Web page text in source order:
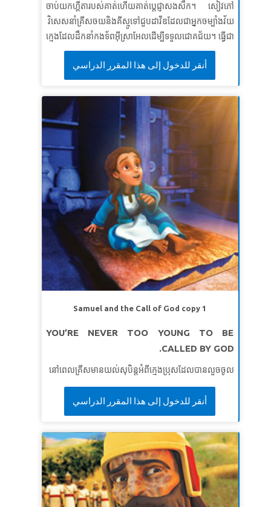
សេចក្តីពិតវិសេស៖ព្រះផ្តល់ឱ្យខ្ញុំមានអំណរនៅពេលខ្ញុំដើរតាម
ទ្រង់។
ខគម្ពីរវិសេស៖“ អំណររបស់ព្រះអម្ចាស់គឺជាកម្លាំងរបស់អ្នក!”
នេហេមា៨: ១០ខ
ចាប់យកហ្គីតារបស់គាត់ហើយគាត់ប្តេជ្ញាសងសឹក។ សៀវភៅ
វិសេសនាំគ្រីសចយនិងគីស្មូទៅជួបដាវីឌដែលជាអ្នកចម្បាំងវ័យ
ក្មេងដែលដឹកនាំកងទ័ពអ៊ីស្រាអែលដើម្បីទទួលជោគជ័យ។ ធ្វើជា
សាក្សី អំពីរបៀបដែលស្តេចសូលព្យាយាមសម្លាប់គាត់ដោយការ
ច្រណែននិងរកឃើញមូលហេតុដែលដាវីឌនឹងមិនសងសឹក
ទោះបីគាត់មានឱកាសដ៏ល្អក៏ដោយ។ ក្មេងៗដឹងថាកំហឹងនិងការ
សងសឹកមិនអាចសម្រេចគោលបំណងរបស់ព្រះបានទេ។ * ត្រូវ
ប្រាកដថាបានមើលវីដេអូរឿងព្រះគម្ពីរជាមុនសម្រាប់វគ្គសិក្សា
នេះព្រោះរូបភាពខ្លះអាចចាប់អារម្មណ៍ខ្លាំងសម្រាប់ក្មេងៗ។
សង្ខេបនិមិត្ត គឺមិនសូវជាខ្លាំងទេ។ ដូចគ្នានេះផងដែរសូមពិនិត្យ
មើលប្រវត្តិនៃព្រះគម្ពីរនិងវីដេអូសញ្ញាសម្គាល់។
មេរៀនទី ១៖ គ្មានកន្លែងសម្រាប់ភាពច្រណែនទេ
សេចក្តីពិតវិសេស៖ខ្ញុំនឹងមិនច្រណែននឹងអ្នកដទៃទេ។
SuperVerse៖ដ្បិត​កន្លែង​ណា​ដែល​មាន​សេចក្ដី​ច្រណែន នឹង​
សេចក្ដី​គំនុំ នោះ​ក៏​មាន​វឹក​វរ នឹង​សេចក្ដី​អាក្រក់​គ្រប់​យ៉ាង​ដែរ។
យ៉ាកុប ៣:១៦
មេរៀនទី ២: កំហឹងនឹងមិនគ្រប់គ្រងខ្ញុំឡើយ
សេចក្តីពិតវិសេស៖
ខ្ញុំនឹងមិនអនុញ្ញាតឱ្យកំហឹងគ្រប់គ្រងខ្ញុំទេ។
ចូរ​ខឹង​ចុះ តែ​កុំ​ឲ្យ​ធ្វើ​បាប​ឡើយ ។ កុំ​ឲ្យ​សេចក្ដី​
(អិន។ អិលធី)
មេរៀនទី ៣: និយាយជាមួយព្រះជាម្ចាស់
សសេចក្តីពិតវិសេស៖
ខ្ញុំអាចនិយាយជាមួយព្រះបាន។
ដ្បិត​ទ្រង់​នឹង​មាន​បន្ទូល​ឆ្លើយ​មក​ទូល​បង្គំ។ សូម​ទ្រង់​ផ្អៀង​ព្រះ​
أنقر للدخول إلى هذا المقرر الدراسي
Samuel and the Call of God copy 1
YOU’RE NEVER TOO YOUNG TO BE
CALLED BY GOD.
នៅពេលគ្រីសមានយល់សុបិន្តអំពីក្មេងប្រុសដែលបានលួចចូល
ក្នុងផ្ទះរបស់គាត់ ចយគិតថាវាជាសញ្ញាមួយដែលគ្រីសគួរតែជួយ
គាត់។ ប៉ុន្តែគ្រីសមានការងឿងឆ្ងល់ - តើគាត់ក្មេងពេកក្នុងការធ្វើ
ឱ្យមានភាពខុសគ្នាមែនទេ? សៀវភៅវិសេសនាំគ្រីស ចយ
និងគីស្មូទៅជួបហោរាសាំយូអែល។ ធ្វើជាសាក្សីបញ្ជាក់អំពីរបៀប
ដែលគាត់ឆ្លើយតបនឹងការត្រាស់ហៅរបស់ព្រះជាម្ចាស់កាលនៅ
ក្មេងបន្ទាប់មកធំឡើងក្លាយជាអ្នកដឹកនាំរបស់អ៊ីស្រាអែល។
កុមាររៀនថាអ្នកគឺមិនក្មេងពេកទេដែលត្រូវបានត្រាស់ហៅដោយ
ព្រះ។
أنقر للدخول إلى هذا المقرر الدراسي